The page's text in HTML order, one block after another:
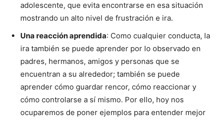
adolescente, que evita encontrarse en esa situación
mostrando un alto nivel de frustración e ira.
Una reacción aprendida: Como cualquier conducta, la
ira también se puede aprender por lo observado en
padres, hermanos, amigos y personas que se
encuentran a su alrededor; también se puede
aprender cómo guardar rencor, cómo reaccionar y
cómo controlarse a sí mismo. Por ello, hoy nos
ocuparemos de poner ejemplos para entender mejor